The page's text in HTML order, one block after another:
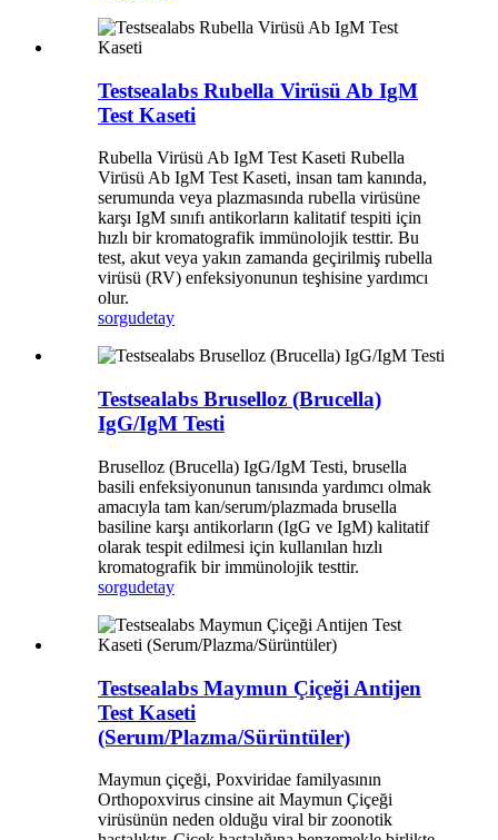
Testsealabs Rubella Virüsü Ab IgM
Test Kaseti
Rubella Virüsü Ab IgM Test Kaseti Rubella
Virüsü Ab IgM Test Kaseti, insan tam kanında,
serumunda veya plazmasında rubella virüsüne
karşı IgM sınıfı antikorların kalitatif tespiti için
hızlı bir kromatografik immünolojik testtir. Bu
test, akut veya yakın zamanda geçirilmiş rubella
virüsü (RV) enfeksiyonunun teşhisine yardımcı
olur.
sorgudetay
Testsealabs Bruselloz (Brucella)
IgG/IgM Testi
Bruselloz (Brucella) IgG/IgM Testi, brusella
basili enfeksiyonunun tanısında yardımcı olmak
amacıyla tam kan/serum/plazmada brusella
basiline karşı antikorların (IgG ve IgM) kalitatif
olarak tespit edilmesi için kullanılan hızlı
kromatografik bir immünolojik testtir.
sorgudetay
Testsealabs Maymun Çiçeği Antijen
Test Kaseti
(Serum/Plazma/Sürüntüler)
Maymun çiçeği, Poxviridae familyasının
Orthopoxvirus cinsine ait Maymun Çiçeği
virüsünün neden olduğu viral bir zoonotik